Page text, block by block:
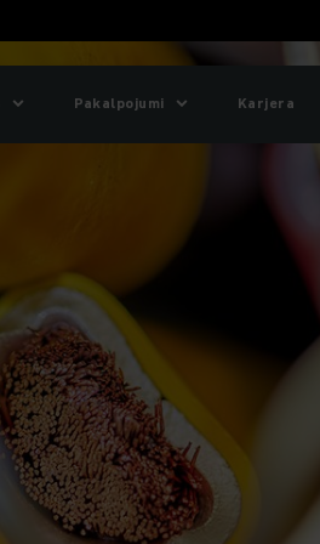
Pakalpojumi Karjera